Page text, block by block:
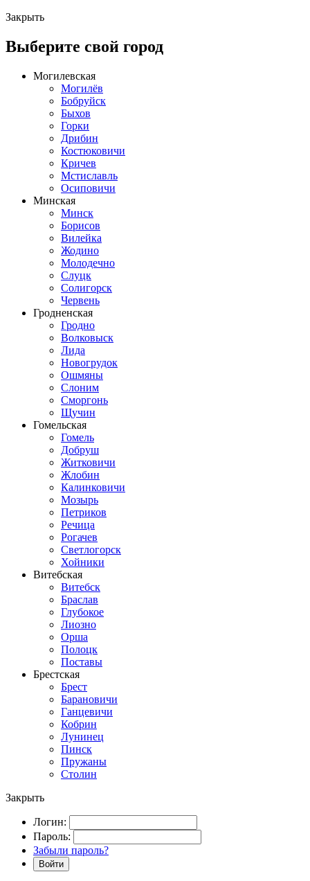
Закрыть
Выберите свой город
Могилевская
Могилёв
Бобруйск
Быхов
Горки
Дрибин
Костюковичи
Кричев
Мстиславль
Осиповичи
Минская
Минск
Борисов
Вилейка
Жодино
Молодечно
Слуцк
Солигорск
Червень
Гродненская
Гродно
Волковыск
Лида
Новогрудок
Ошмяны
Слоним
Сморгонь
Щучин
Гомельская
Гомель
Добруш
Житковичи
Жлобин
Калинковичи
Мозырь
Петриков
Речица
Рогачев
Светлогорск
Хойники
Витебская
Витебск
Браслав
Глубокое
Лиозно
Орша
Полоцк
Поставы
Брестская
Брест
Барановичи
Ганцевичи
Кобрин
Лунинец
Пинск
Пружаны
Столин
Закрыть
Логин:
Пароль:
Забыли пароль?
Войти